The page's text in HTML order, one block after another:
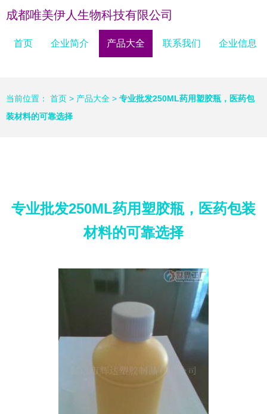
成都唯美伊人生物科技有限公司
首页 企业简介 产品大全 联系我们 企业信息
当前位置： 首页 > 产品大全 > 专业批发250ML药用塑胶瓶，医药包
装材料的可靠选择
专业批发250ML药用塑胶瓶，医药包装
材料的可靠选择